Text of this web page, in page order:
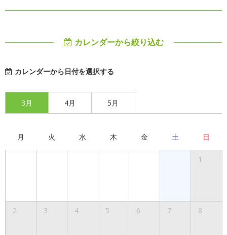
カレンダーから絞り込む
カレンダーから日付を選択する
3月 4月 5月
月 火 水 木 金 土 日
1
2 3 4 5 6 7 8